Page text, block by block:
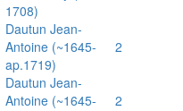
1708)
Dautun Jean-
Antoine (~1645-
ap.1719)
2
Dautun Jean-
Antoine (~1645-
2